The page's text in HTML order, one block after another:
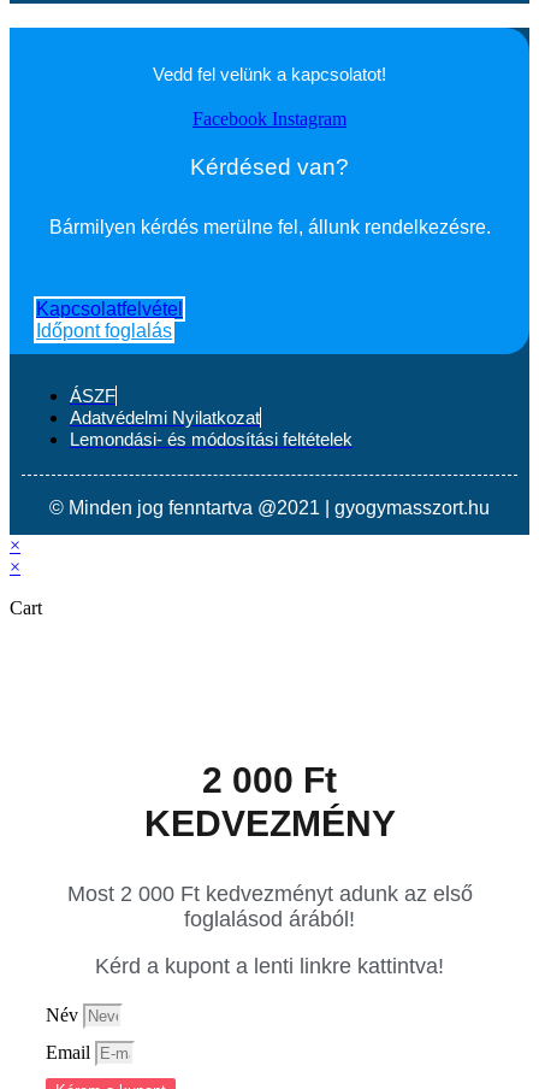
Vedd fel velünk a kapcsolatot!
Facebook Instagram
Kérdésed van?
Bármilyen kérdés merülne fel, állunk rendelkezésre.
Kapcsolatfelvétel
Időpont foglalás
ÁSZF
Adatvédelmi Nyilatkozat
Lemondási- és módosítási feltételek
© Minden jog fenntartva @2021 | gyogymasszort.hu
×
×
Cart
2 000 Ft
KEDVEZMÉNY
Most 2 000 Ft kedvezményt adunk az első
foglalásod árából!
Kérd a kupont a lenti linkre kattintva!
Név
Email